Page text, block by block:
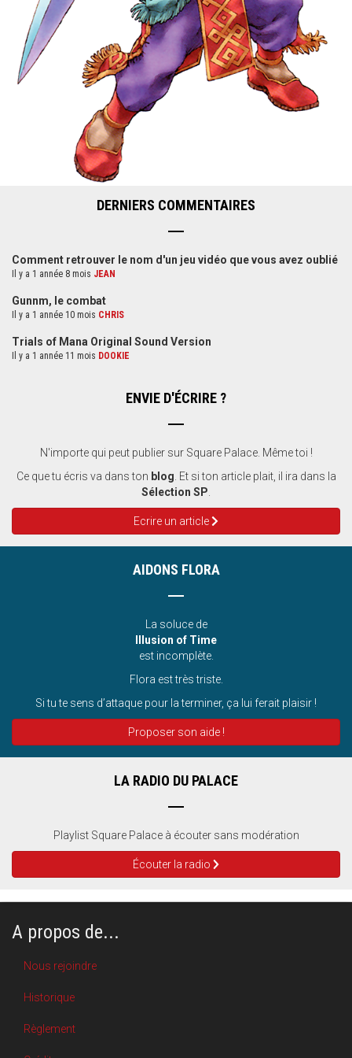
DERNIERS COMMENTAIRES
Comment retrouver le nom d'un jeu vidéo que vous avez oublié
Il y a 1 année 8 mois JEAN
Gunnm, le combat
Il y a 1 année 10 mois CHRIS
Trials of Mana Original Sound Version
Il y a 1 année 11 mois DOOKIE
ENVIE D'ÉCRIRE ?
N'importe qui peut publier sur Square Palace. Même toi !
Ce que tu écris va dans ton blog . Et si ton article plait, il ira dans la
Sélection SP
Ecrire un article
AIDONS FLORA
La soluce de
Illusion of Time
est incomplète.
Flora est très triste.
Si tu te sens d’attaque pour la terminer, ça lui ferait plaisir !
Proposer son aide !
LA RADIO DU PALACE
Playlist Square Palace à écouter sans modération
Écouter la radio
A propos de...
Nous rejoindre
Historique
Règlement